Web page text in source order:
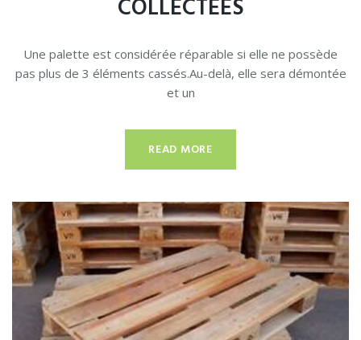
COLLECTÉES
Une palette est considérée réparable si elle ne possède
pas plus de 3 éléments cassés.Au-delà, elle sera démontée
et un
READ MORE